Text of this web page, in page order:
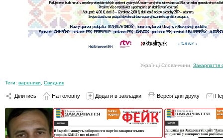
Українці Словаччини, Закарпаття
Теги: вареники Свидник
Ділитись На головну Додати в закладки Версія для друку